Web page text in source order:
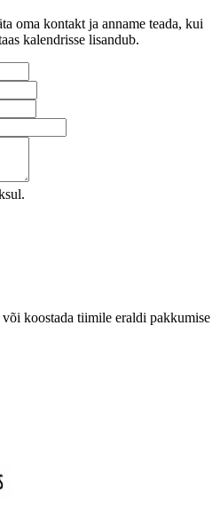
oma kontakt ja anname teada, kui
kalendrisse lisandub.
koostada tiimile eraldi pakkumise